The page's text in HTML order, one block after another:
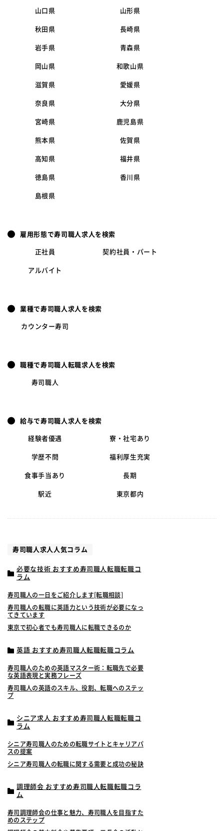
山口県 山形県
秋田県 長崎県
岩手県 青森県
岡山県 和歌山県
滋賀県 愛媛県
奈良県 大分県
宮崎県 鹿児島県
熊本県 佐賀県
高知県 福井県
徳島県 香川県
島根県
雇用形態で寿司職人求人を検索
正社員 契約社員・パート
アルバイト
業種で寿司職人求人を検索
カウンター寿司
職種で寿司職人転職求人を検索
寿司職人
給与で寿司職人求人を検索
経験者優遇 寮・社宅あり
学歴不問 福利厚生充実
食事手当あり 長期
駅近 東京都内
寿司職人求人人気コラム
必要な技術 おすすめ寿司職人転職転職コ
ラム
寿司職人の一日をご紹介します[転職相談]
寿司職人の転職に英語力という技術が必要になっ
てきています
東京で初心者でも寿司職人に転職できるのか
英語 おすすめ寿司職人転職転職コラム
寿司職人のための英語マスター術：転職先で必要
な英語表現と実務フレーズ
寿司職人の英語のスキル、役割、転職へのステッ
プ
シニア求人 おすすめ寿司職人転職転職コ
ラム
シニア寿司職人のための転職サイトとキャリアパ
スの提案
シニア寿司職人の転職に関する需要と成功の秘訣
調理師会 おすすめ寿司職人転職転職コラ
ム
寿司調理師会の仕事と魅力、寿司職人を目指すた
めのステップ